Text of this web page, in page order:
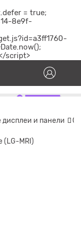
= true;
8e9f-
script>
и панели
(LG-MRI)